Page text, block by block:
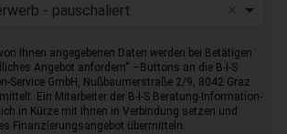
- pauschaliert
Ihnen angegebenen Daten werden bei Betätigen
Angebot anfordern“ –Buttons an die B-I-S
Service GmbH, Nußbaumerstraße 2/9, 8042 Graz
Ein Mitarbeiter der B-I-S Beratung-Information-
in Kürze mit Ihnen in Verbindung setzen und
Finanzierungsangebot übermitteln.